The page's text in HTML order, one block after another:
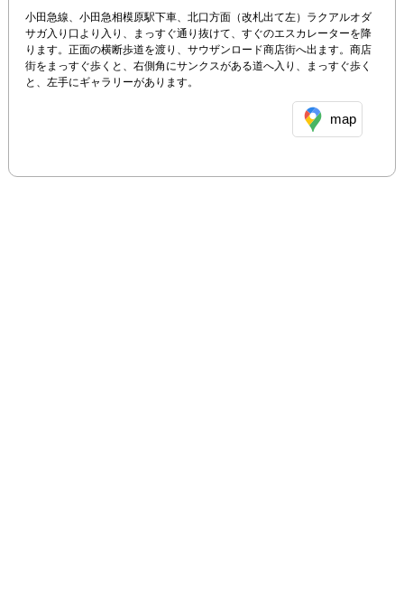
小田急線、小田急相模原駅下車、北口方面（改札出て左）ラクアルオダ
サガ入り口より入り、まっすぐ通り抜けて、すぐのエスカレーターを降
ります。正面の横断歩道を渡り、サウザンロード商店街へ出ます。商店
街をまっすぐ歩くと、右側角にサンクスがある道へ入り、まっすぐ歩く
と、左手にギャラリーがあります。
map